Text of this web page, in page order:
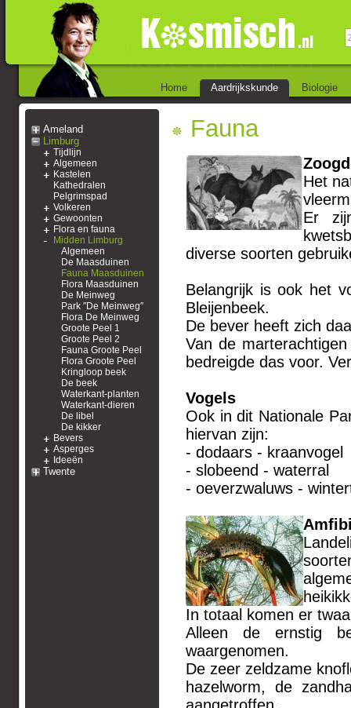
Home Aardrijkskunde Biologie
Ameland
Limburg
Tijdlijn
Algemeen
Kastelen
Kathedralen
Pelgrimspad
Volkeren
Gewoonten
Flora en fauna
Midden Limburg
Algemeen
De Maasduinen
Fauna Maasduinen
Flora Maasduinen
De Meinweg
Park ″De Meinweg″
Flora De Meinweg
Groote Peel 1
Groote Peel 2
Fauna Groote Peel
Flora Groote Peel
Kringloop beek
De beek
Waterkant-planten
Waterkant-dieren
De libel
De kikker
Bevers
Asperges
Ideeën
Twente
Fauna
Het
Er
diverse soorten
Belangrijk is ook het
Bleijenbeek.
De bever heeft zich
Van de
bedreigde das voor.
Vogels
Ook in dit Nationale
hiervan zijn:
- dodaars - kraanvogel
- slobeend - waterral
- oeverzwaluws -
In totaal komen er
Alleen de ernstig
waargenomen.
De zeer zeldzame
hazelworm, de